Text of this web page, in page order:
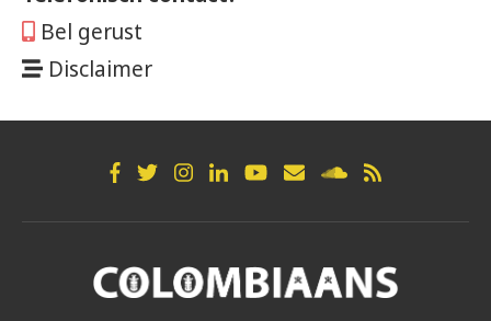
Bel gerust
Disclaimer